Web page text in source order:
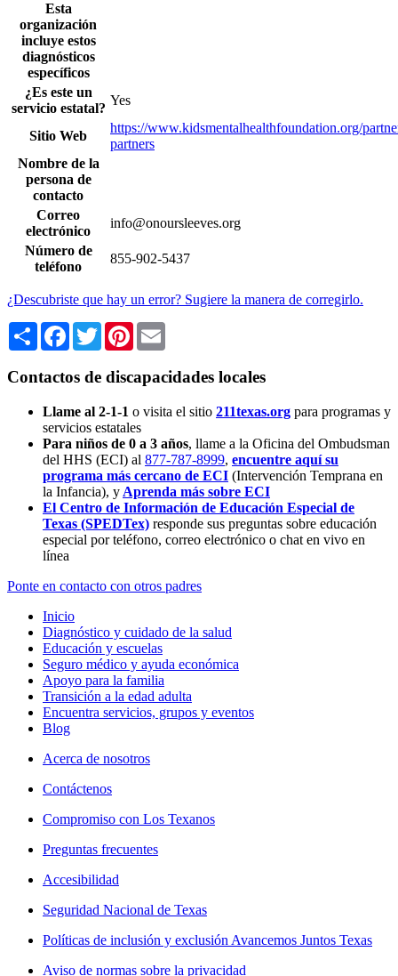
Esta
organización
incluye estos
diagnósticos
específicos
¿Es este un
servicio estatal?
Yes
Sitio Web
https://www.kidsmentalhealthfoundation.org/
partners
Nombre de la
persona de
contacto
Correo
electrónico
info@onoursleeves.org
Número de
teléfono
855-902-5437
¿Descubriste que hay un error? Sugiere la manera de corregirlo.
Share Facebook
TwitterPinterest
Contactos de discapacidades locales
Llame al 2-1-1 o visita el sitio 211texas.org para programas y
servicios estatales
Para niños de 0 a 3 años, llame a la Oficina del Ombudsman
del HHS (ECI) al 877-787-8999, encuentre aquí su
programa más cercano de ECI (Intervención Temprana en
la Infancia), y Aprenda más sobre ECI
El Centro de Información de Educación Especial de
Texas (SPEDTex) responde sus preguntas sobre educación
especial por teléfono, correo electrónico o chat en vivo en
línea
Ponte en contacto con otros padres
Inicio
Diagnóstico y cuidado de la salud
Educación y escuelas
Seguro médico y ayuda económica
Apoyo para la familia
Transición a la edad adulta
Encuentra servicios, grupos y eventos
Blog
Acerca de nosotros
Contáctenos
Compromiso con Los Texanos
Preguntas frecuentes
Accesibilidad
Seguridad Nacional de Texas
Políticas de inclusión y exclusión Avancemos Juntos Texas
Aviso de normas sobre la privacidad